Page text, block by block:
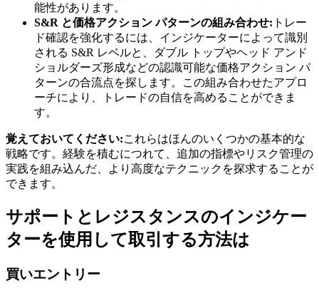
能性があります。
S&R と価格アクション パターンの組み合わせ: トレー
ド確認を強化するには、インジケーターによって識別
される S&R レベルと、ダブル トップやヘッド アンド
ショルダーズ形成などの認識可能な価格アクション パ
ターンの合流点を探します。この組み合わせたアプロ
ーチにより、トレードの自信を高めることができま
す。
覚えておいてください:これらはほんのいくつかの基本的な
戦略です。経験を積むにつれて、追加の指標やリスク管理の
実践を組み込んだ、より高度なテクニックを探求することが
できます。
サポートとレジスタンスのインジケー
ターを使用して取引する方法は
買いエントリー